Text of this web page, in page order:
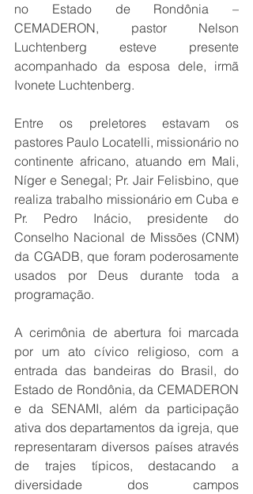
no Estado de Rondônia –
CEMADERON, pastor Nelson
Luchtenberg esteve presente
acompanhado da esposa dele, irmã
Ivonete Luchtenberg.
Entre os preletores estavam os
pastores Paulo Locatelli, missionário no
continente africano, atuando em Mali,
Níger e Senegal; Pr. Jair Felisbino, que
realiza trabalho missionário em Cuba e
Pr. Pedro Inácio, presidente do
Conselho Nacional de Missões (CNM)
da CGADB, que foram poderosamente
usados por Deus durante toda a
programação.
A cerimônia de abertura foi marcada
por um ato cívico religioso, com a
entrada das bandeiras do Brasil, do
Estado de Rondônia, da CEMADERON
e da SENAMI, além da participação
ativa dos departamentos da igreja, que
representaram diversos países através
de trajes típicos, destacando a
diversidade dos campos